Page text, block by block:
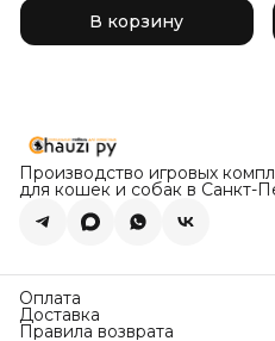
В корзину
Производство игровых
для кошек и собак в Санкт-
Оплата
Доставка
Правила возврата